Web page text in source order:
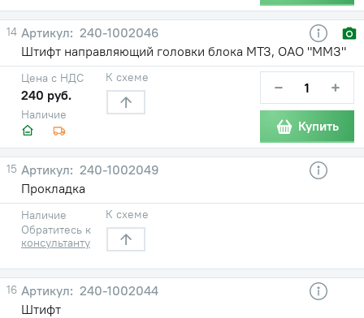
14
240-1002046
Штифт направляющий головки блока МТЗ, ОАО "ММЗ"
Наличие
Цена с НДС
240 руб.
К схеме − +
Купить
15
240-1002049
Прокладка
Наличие
Обратитесь к
консультанту
К схеме
16
240-1002044
Штифт